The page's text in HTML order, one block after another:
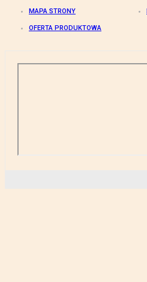
MAPA STRONY
OFERTA PRODUKTOWA